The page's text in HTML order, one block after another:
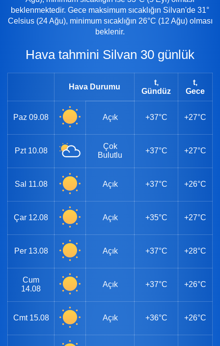
beklenmektedir. Gece maksimum sıcaklığın Silvan'de 31°
Celsius (24 Ağu), minimum sıcaklığın 26°C (12 Ağu) olması
beklenir.
Hava tahmini Silvan 30 günlük
Hava Durumu
t,
Gündüz
t,
Gece
Paz 09.08 Açık +37°C +27°C
Pzt 10.08
Çok
Bulutlu
+37°C +27°C
Sal 11.08 Açık +37°C +26°C
Çar 12.08 Açık +35°C +27°C
Per 13.08 Açık +37°C +28°C
Cum
14.08
Açık +37°C +26°C
Cmt 15.08 Açık +36°C +26°C